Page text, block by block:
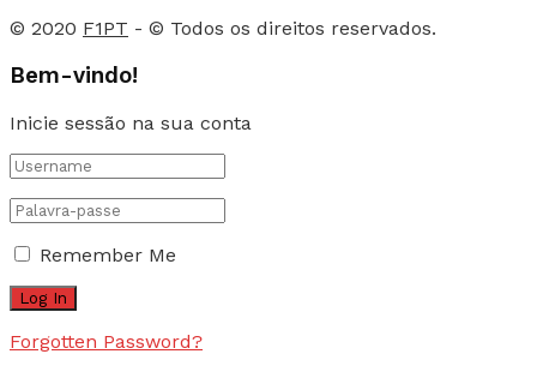
© 2020 F1PT - © Todos os direitos reservados.
Bem-vindo!
Inicie sessão na sua conta
Remember Me
Forgotten Password?